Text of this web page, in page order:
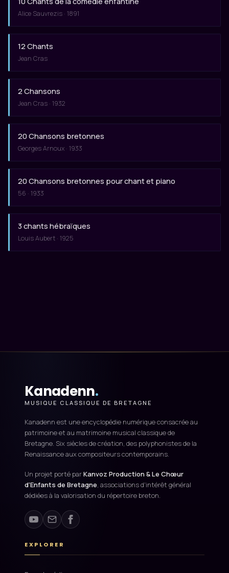
Alice Sauvrezis · 1891
12 Chants
Jean Cras
2 Chansons
Jean Cras · 1932
20 Chansons bretonnes
Georges Arnoux · 1933
20 Chansons bretonnes pour chant et piano
56 · 1933
3 chants hébraïques
Louis Aubert · 1925
Kanadenn.
MUSIQUE CLASSIQUE DE BRETAGNE
Kanadenn est une encyclopédie numérique consacrée au
patrimoine et au matrimoine musical classique de
Bretagne. Six siècles de création, des polyphonistes de la
Renaissance aux compositeurs contemporains.
Un projet porté parKanvoz Production & Le Chœur
d'Enfants de Bretagne, associations d'intérêt général
dédiées à la valorisation du répertoire breton.
EXPLORER